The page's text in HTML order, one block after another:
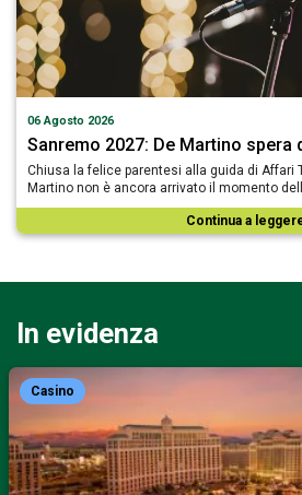
06 Agosto 2026
Sanremo 2027: De Martino spera
Chiusa la felice parentesi alla guida di Affari
Martino non è ancora arrivato il momento
Continua a
In evidenza
Casino